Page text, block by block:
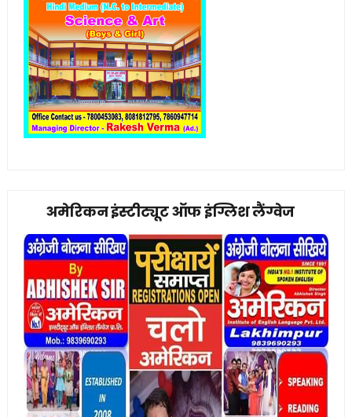
अमेरिकन इंस्टीट्यूट ऑफ इंग्लिश लैंग्वेज